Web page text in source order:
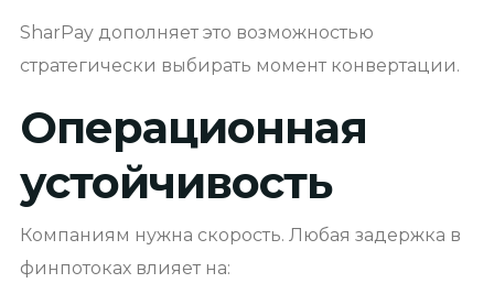
SharPay дополняет это возможностью
стратегически выбирать момент конвертации.
Операционная
устойчивость
Компаниям нужна скорость. Любая задержка в
финпотоках влияет на: